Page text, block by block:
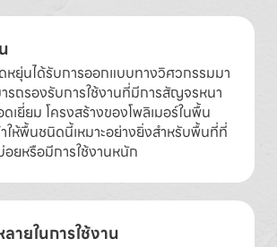
หยุ่นได้รับการออกแบบทางวิศวกรรมมา
รถรองรับการใช้งานที่มีการสัญจรหนา
เยี่ยม โครงสร้างของโพลิเมอร์ในพื้น
ให้พื้นชนิดนี้เหมาะอย่างยิ่งสำหรับพื้นที่ที่
ยหรือมีการใช้งานหนัก
ายในการใช้งาน